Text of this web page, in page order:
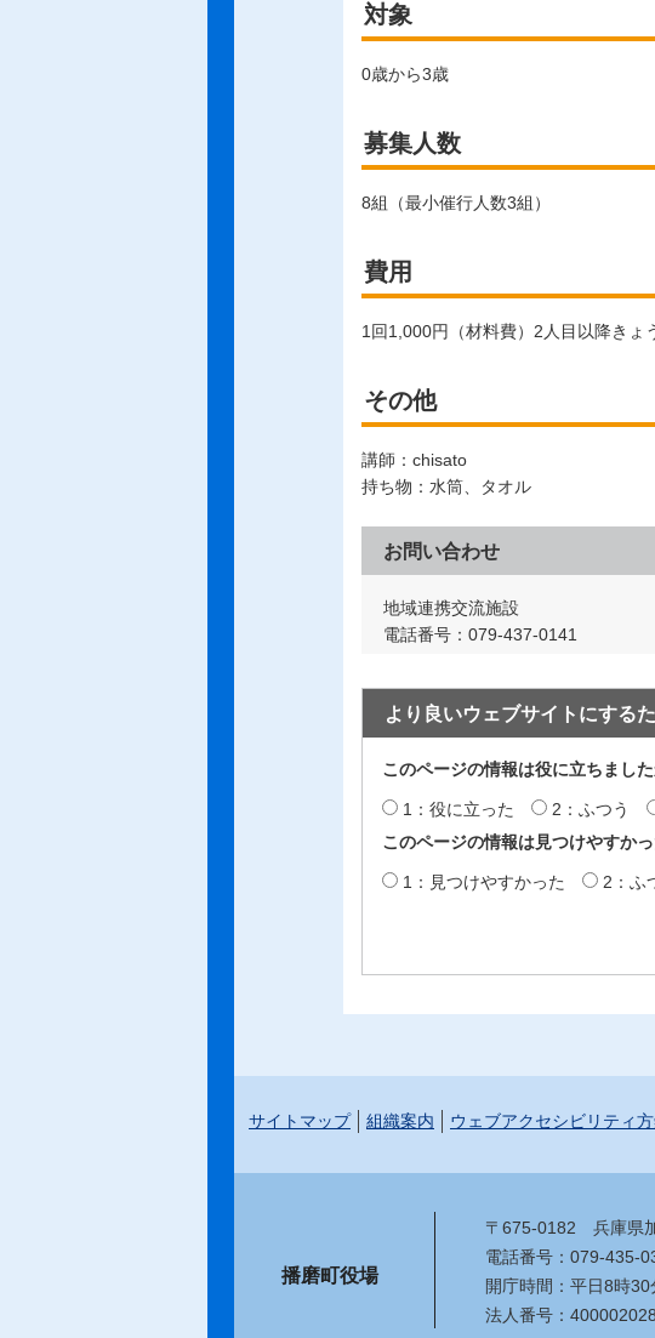
対象
0歳から3歳
募集人数
8組（最小催行人数3組）
費用
1回1,000円（材料費）2人目以降きょ
その他
講師：chisato
持ち物：水筒、タオル
お問い合わせ
地域連携交流施設
電話番号：079-437-0141
より良いウェブサイトにする
このページの情報は役に立ちました
1：役に立った 2：ふつう
このページの情報は見つけやすか
1：見つけやすかった 2：ふ
サイトマップ 組織案内 ウェブアクセシビリティ
播磨町役場
〒675-0182 兵庫県
電話番号：079-435-
開庁時間：平日8時
法人番号：